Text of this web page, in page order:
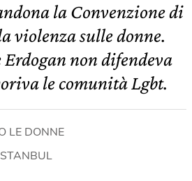
la Convenzione di
violenza sulle donne.
non difendeva
le comunità Lgbt.
LE DONNE